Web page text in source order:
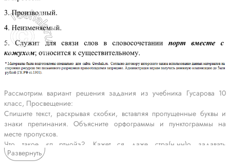
Рассмотрим вариант решения задания из учебника Гусарова 10
класс, Просвещение:
Спишите текст, раскрывая скобки, вставляя пропущенные буквы и
знаки препинания. Объясните орфограммы и пунктограммы на
месте пропусков.
Что такое «п...ртной»? Кажет...ся даже стра(н,нн)о задавать
подобный вопрос. П...ртной разуме...т...ся мастер который ш...ёт
Развернуть